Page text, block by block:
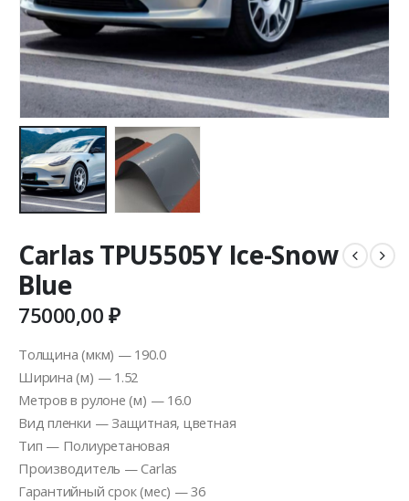
Carlas TPU5505Y Ice-Snow
Blue
75000,00₽
Толщина (мкм) — 190.0
Ширина (м) — 1.52
Метров в рулоне (м) — 16.0
Вид пленки — Защитная, цветная
Тип — Полиуретановая
Производитель — Carlas
Гарантийный срок (мес) — 36